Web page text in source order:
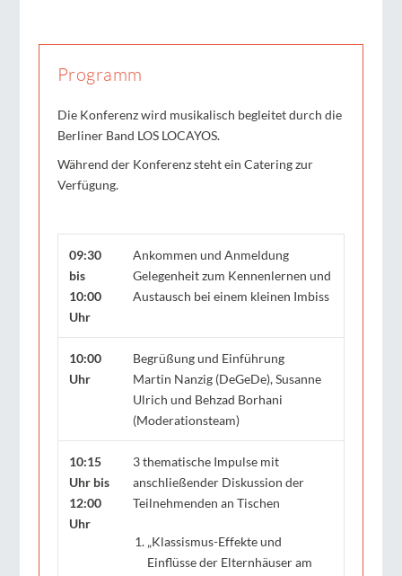
Programm
Die Konferenz wird musikalisch begleitet durch die
Berliner Band LOS LOCAYOS.
Während der Konferenz steht ein Catering zur
Verfügung.
09:30
bis
10:00
Uhr
Ankommen und Anmeldung
Gelegenheit zum Kennenlernen und
Austausch bei einem kleinen Imbiss
10:00
Uhr
Begrüßung und Einführung
Martin Nanzig (DeGeDe), Susanne
Ulrich und Behzad Borhani
(Moderationsteam)
10:15
Uhr bis
12:00
Uhr
3 thematische Impulse mit
anschließender Diskussion der
Teilnehmenden an Tischen
„Klassismus-Effekte und
Einflüsse der Elternhäuser am